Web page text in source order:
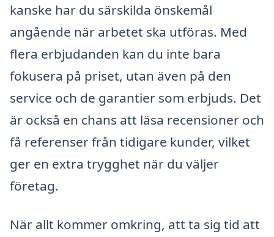
kanske har du särskilda önskemål
angående när arbetet ska utföras. Med
flera erbjudanden kan du inte bara
fokusera på priset, utan även på den
service och de garantier som erbjuds. Det
är också en chans att läsa recensioner och
få referenser från tidigare kunder, vilket
ger en extra trygghet när du väljer
företag.
När allt kommer omkring, att ta sig tid att